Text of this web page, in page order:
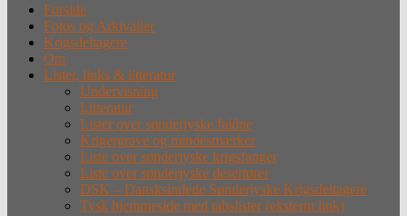
Forside
Fotos og Arkivalier
Krigsdeltagere
Om
Lister, links & litteratur
Undervisning
Litteratur
Lister over sønderjyske faldne
Krigergrave og mindesmærker
Liste over sønderjyske krigsfanger
Liste over sønderjyske desertører
DSK – Dansksindede Sønderjyske Krigsdeltagere
Tysk hjemmeside med tabslister (eksternt link)